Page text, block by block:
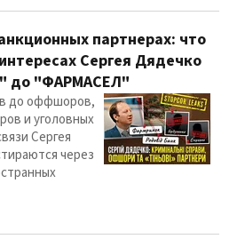
партнерах: что
Сергея Дядечко
до "ФАРМАСЕЛ"
до оффшоров,
и уголовных
Сергея
через